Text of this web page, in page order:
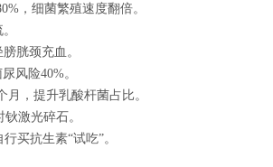
，细菌繁殖速度翻倍。
胱颈充血。
风险40%。
，提升乳酸杆菌占比。
激光碎石。
买抗生素“试吃”。